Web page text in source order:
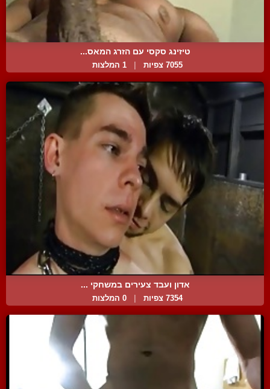
טיזינג סקסי עם הזרג המאס...
7055 צפיות 1 המלצות
אדון ועבד צעירים במשחקי ...
7354 צפיות | 0 המלצות